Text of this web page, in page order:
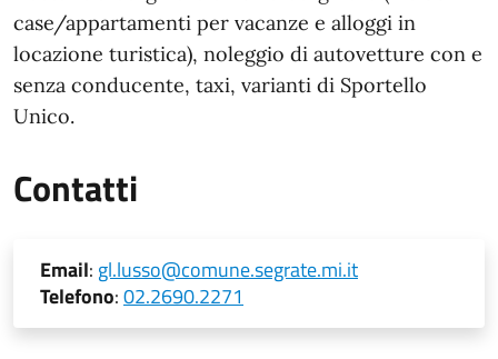
case/appartamenti per vacanze e alloggi in
locazione turistica), noleggio di autovetture con e
senza conducente, taxi, varianti di Sportello
Unico.
Contatti
Email: gl.lusso@comune.segrate.mi.it
Telefono:02.2690.2271